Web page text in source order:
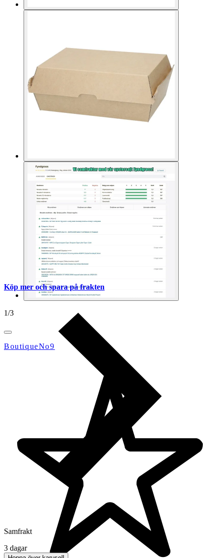
1/3
BoutiqueNo9
Köp mer och spara på frakten
Samfrakt
3 dagar